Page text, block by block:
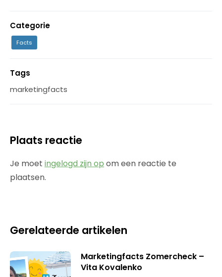
Categorie
Facts
Tags
marketingfacts
Plaats reactie
Je moet ingelogd zijn op om een reactie te
plaatsen.
Gerelateerde artikelen
Marketingfacts Zomercheck –
Vita Kovalenko